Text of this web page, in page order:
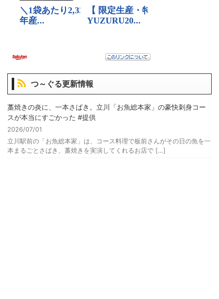
つ～ぐる更新情報
藁焼きの炎に、一本さばき。立川「お魚総本家」の豪快刺身コー
スが本当にすごかった #提供
2026/07/01
立川駅前の「お魚総本家」は、コース料理で板前さんがその日の魚を一
本まるごとさばき、藁焼きを実演してくれるお店で […]